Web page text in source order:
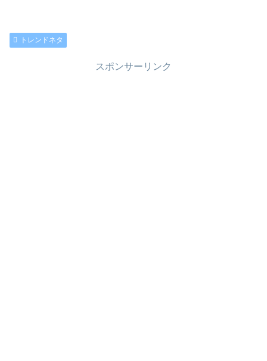
トレンドネタ
スポンサーリンク